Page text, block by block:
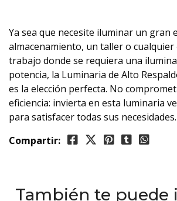
Ya sea que necesite iluminar un gran
almacenamiento, un taller o
trabajo donde se requiera una
potencia, la Luminaria de Alto
es la elección perfecta. No
eficiencia: invierta en esta luminaria
para satisfacer todas sus necesidades.
Compartir:
También te puede